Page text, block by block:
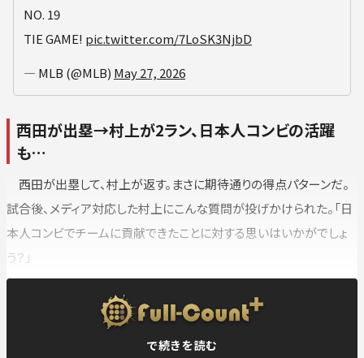
NO. 19
TIE GAME! pic.twitter.com/7LoSK3NjbD
— MLB (@MLB) May 27, 2026
西田が出塁→村上が2ラン、日本人コンビの活躍
も…
西田が出塁して、村上が返す。まさに期待通りの得点パターンだ。
試合後、メディア対応した村上にこんな質問が投げかけられた。「日
本人コンビでチームに貢献できたことに対する思いはいかがでしょ
う？」